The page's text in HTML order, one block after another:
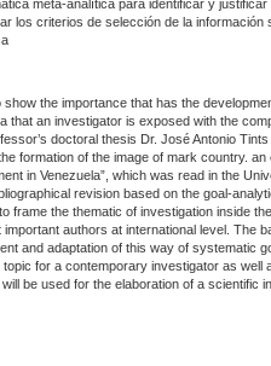
meta-analítica para identificar y
los criterios de selección de la
the importance that has the
that an investigator is exposed with the
doctoral thesis Dr. José Antonio
formation of the image of mark country.
in Venezuela”, which was read in the
revision based on the goal-
frame the thematic of investigation inside
authors at international level. The
and adaptation of this way of systematic
for a contemporary investigator as
be used for the elaboration of a scientific